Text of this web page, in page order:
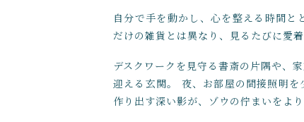
自分で手を動かし、心を整える時間
だけの雑貨とは異なり、見るたびに愛
デスクワークを見守る書斎の片隅や、
迎える玄関。 夜、お部屋の間接照明
作り出す深い影が、ゾウの佇まいをよ